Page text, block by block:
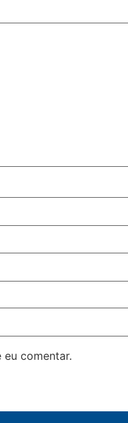
comentar.